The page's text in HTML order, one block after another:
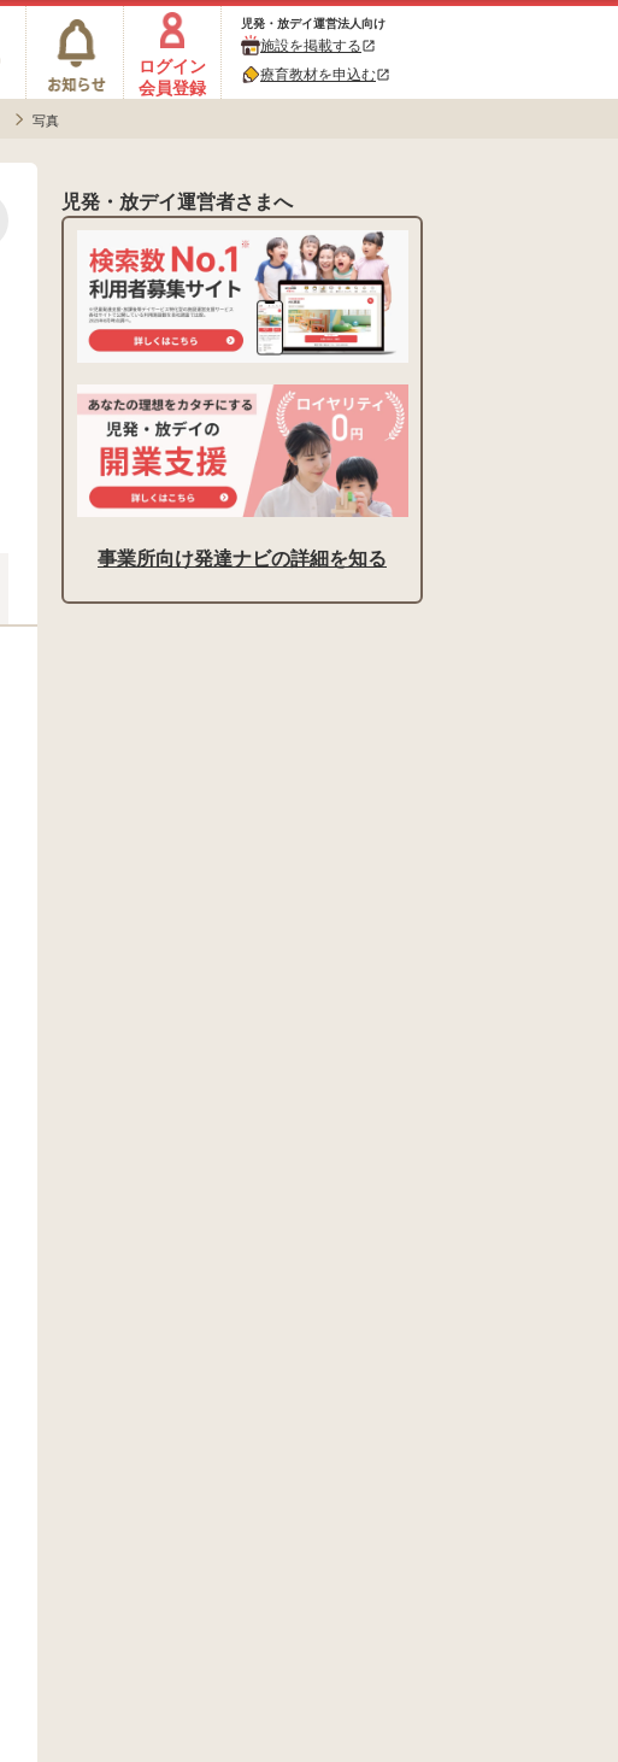
ログイン
会員登録
児発・放デイ運営法人向け
施設を掲載するopen_in_new
療育教材を申込むopen_in_new
写真
児発・放デイ運営者さまへ
事業所向け発達ナビの詳細を知る